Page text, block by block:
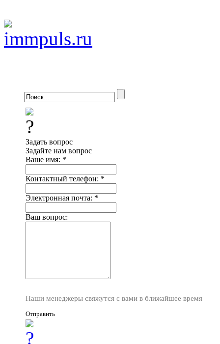
Задать вопрос
Задайте нам вопрос
Ваше имя: *
Контактный телефон: *
Электронная почта: *
Ваш вопрос:
Наши менеджеры свяжутся с вами в ближайшее время
Отправить